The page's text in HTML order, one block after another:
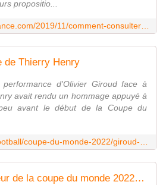
propositio...
de Thierry Henry
d'Olivier Giroud face à
avait rendu un hommage appuyé à
avant le début de la Coupe du
Prédiction vainqueur de la coupe du monde 2022 au Qatar ! - Yanis Azzaro Voyance Astrologue